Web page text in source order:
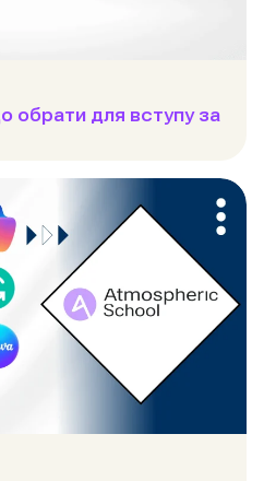
обрати для вступу за